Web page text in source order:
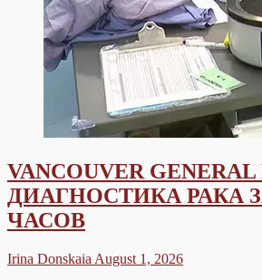
VANCOUVER
ДИАГНОСТИКА РАКА
ЧАСОВ
Irina Donskaia August 1, 2026